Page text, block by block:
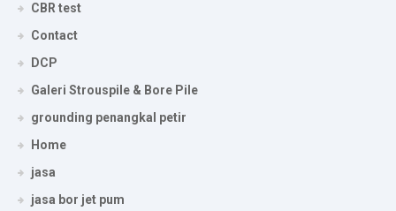
CBR test
Contact
DCP
Galeri Strouspile & Bore Pile
grounding penangkal petir
Home
jasa
jasa bor jet pum